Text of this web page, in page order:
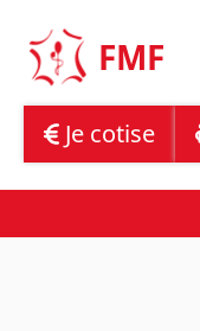
content
FMF
Je cotise